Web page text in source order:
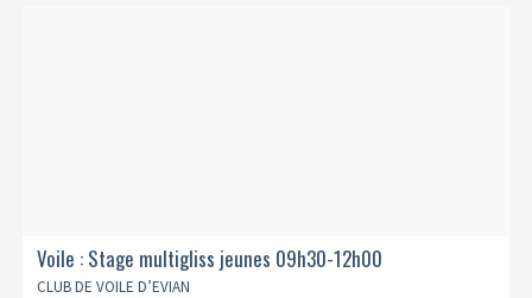
Voile : Stage multigliss jeunes 09h30-12h00
CLUB DE VOILE D’EVIAN